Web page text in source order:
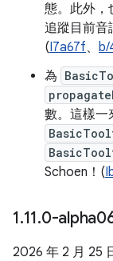
態。此外，
追蹤目前音
(I7a67f、 b/
為
數。這樣一
Schoen！(
1.11.0-
2026 年 2 月 25